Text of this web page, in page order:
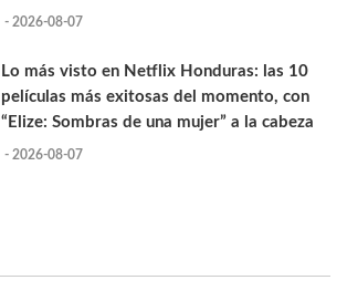
- 2026-08-07
Lo más visto en Netflix Honduras: las 10
películas más exitosas del momento, con
“Elize: Sombras de una mujer” a la cabeza
- 2026-08-07